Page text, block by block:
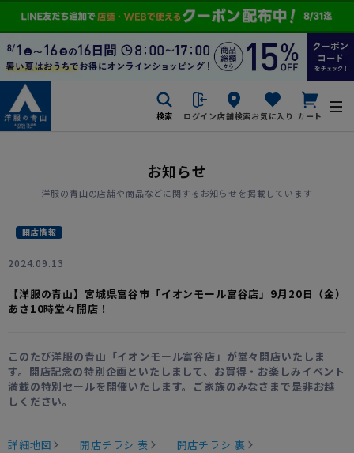
検索 ログイン店舗検索お気に入り カート
お知らせ
洋服の青山の店舗や商品などに関するお知らせを掲載しています
開店情報
2024.09.13
【洋服の青山】宮城県富谷市「イオンモール富谷店」9月20日（金）
あさ10時堂々開店！
このたび洋服の青山「イオンモール富谷店」が堂々開店いたしま
す。開店記念の特別企画といたしまして、お買得・お楽しみイベント
満載の特別セールを開催いたします。ご家族のみなさまで是非お越
しください。
詳細地図 開店チラシ 表 開店チラシ 裏